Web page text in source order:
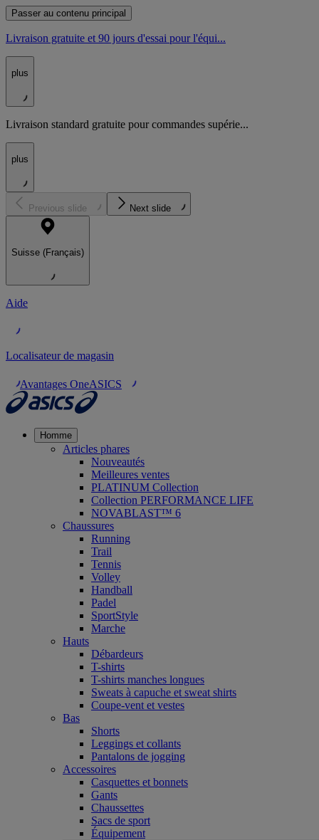
Passer au contenu principal
Livraison gratuite et 90 jours d'essai pour l'équi...
plus
Livraison standard gratuite pour commandes supérie...
plus
Previous slide Next slide
Suisse (Français)
Aide
Localisateur de magasin
Avantages OneASICS
Homme
Articles phares
Nouveautés
Meilleures ventes
PLATINUM Collection
Collection PERFORMANCE LIFE
NOVABLAST™ 6
Chaussures
Running
Trail
Tennis
Volley
Handball
Padel
SportStyle
Marche
Hauts
Débardeurs
T-shirts
T-shirts manches longues
Sweats à capuche et sweat shirts
Coupe-vent et vestes
Bas
Shorts
Leggings et collants
Pantalons de jogging
Accessoires
Casquettes et bonnets
Gants
Chaussettes
Sacs de sport
Équipement